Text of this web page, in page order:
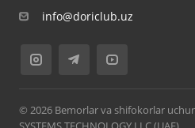
info@doriclub.uz
© 2026 Bemorlar va shifokorlar